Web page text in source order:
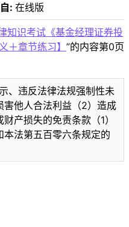
: 在线版
知识考试《基金经理证券投
＋章节练习】 ”的内容第0页
、违反法律法规强制性未
害他人合法利益（2）造成
产损失的免责条款（1）
法第五百零六条规定的